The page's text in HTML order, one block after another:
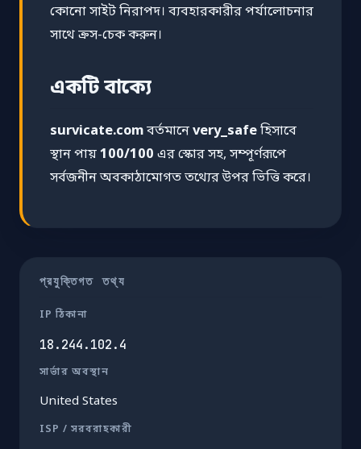
কোনো সাইট নিরাপদ। ব্যবহারকারীর পর্যালোচনার
সাথে ক্রস-চেক করুন।
একটি বাক্যে
survicate.comবর্তমানেvery_safeহিসাবে
স্থান পায়100/100 এর স্কোর সহ, সম্পূর্ণরূপে
সর্বজনীন অবকাঠামোগত তথ্যের উপর ভিত্তি করে।
প্রযুক্তিগত তথ্য
IP ঠিকানা
18.244.102.4
সার্ভার অবস্থান
United States
ISP / সরবরাহকারী